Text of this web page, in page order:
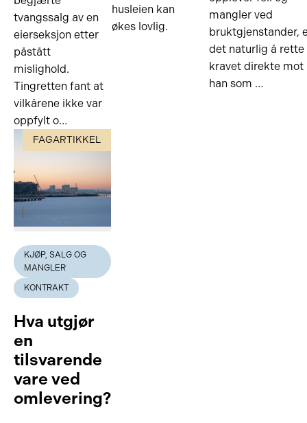
tvangssalg av en
eierseksjon etter
påstått
mislighold.
Tingretten fant at
vilkårene ikke var
oppfylt o…
husleien kan
økes lovlig.
mangler ved
bruktgjenstander,
det naturlig å rette
kravet direkte mot
han som …
FAGARTIKKEL
KJØP, SALG OG
MANGLER
KONTRAKT
Hva utgjør
en
tilsvarende
vare ved
omlevering?